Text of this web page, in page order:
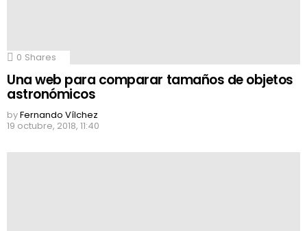
0 Shares
Una web para comparar tamaños de objetos
astronómicos
byFernando Vílchez
19 octubre, 2018, 11:40